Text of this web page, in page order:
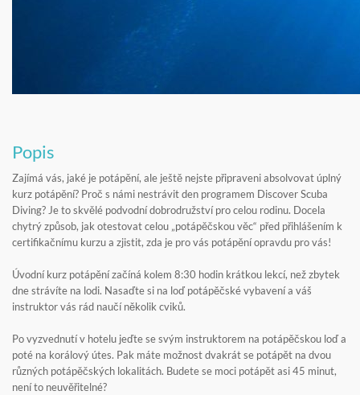
Popis
Zajímá vás, jaké je potápění, ale ještě nejste připraveni absolvovat úplný
kurz potápění? Proč s námi nestrávit den programem Discover Scuba
Diving? Je to skvělé podvodní dobrodružství pro celou rodinu. Docela
chytrý způsob, jak otestovat celou „potápěčskou věc“ před přihlášením k
certifikačnímu kurzu a zjistit, zda je pro vás potápění opravdu pro vás!
Úvodní kurz potápění začíná kolem 8:30 hodin krátkou lekcí, než zbytek
dne strávíte na lodi. Nasaďte si na loď potápěčské vybavení a váš
instruktor vás rád naučí několik cviků.
Po vyzvednutí v hotelu jeďte se svým instruktorem na potápěčskou loď a
poté na korálový útes. Pak máte možnost dvakrát se potápět na dvou
různých potápěčských lokalitách. Budete se moci potápět asi 45 minut,
není to neuvěřitelné?